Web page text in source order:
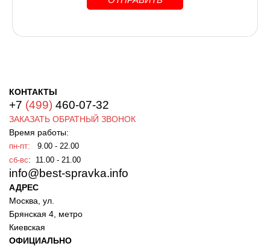
КОНТАКТЫ
+7 (499) 460-07-32
ЗАКАЗАТЬ ОБРАТНЫЙ ЗВОНОК
Время работы:
пн-пт: 9.00 - 22.00
сб-вс: 11.00 - 21.00
info@best-spravka.info
АДРЕС
Москва, ул.
Брянская 4, метро
Киевская
ОФИЦИАЛЬНО